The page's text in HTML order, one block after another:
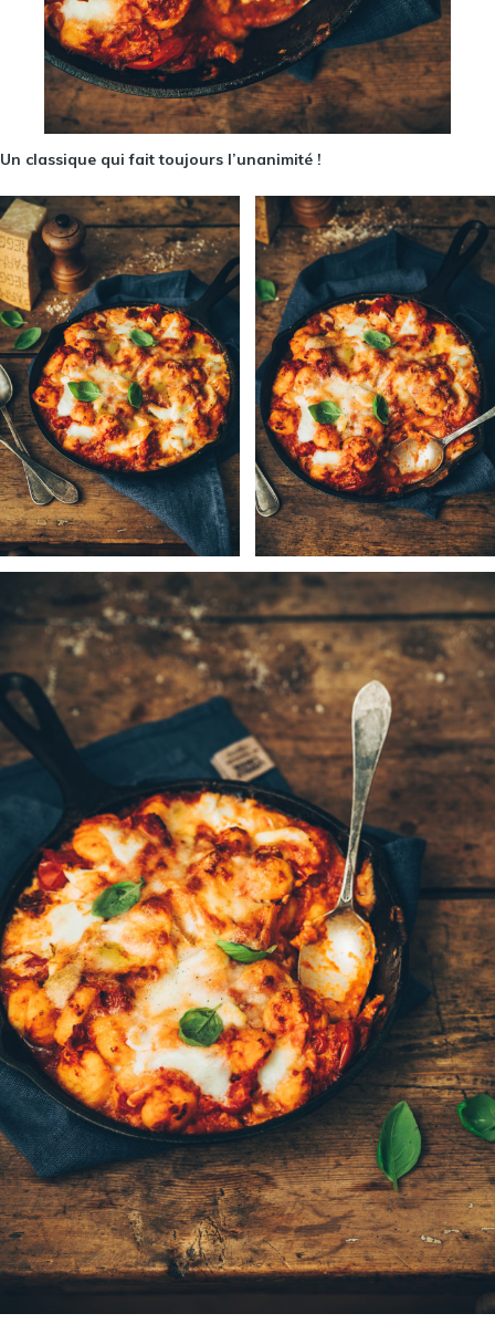
Un classique qui fait toujours l’unanimité !